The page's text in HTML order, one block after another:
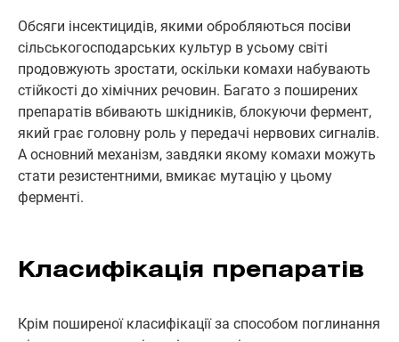
Обсяги інсектицидів, якими обробляються посіви
сільськогосподарських культур в усьому світі
продовжують зростати, оскільки комахи набувають
стійкості до хімічних речовин. Багато з поширених
препаратів вбивають шкідників, блокуючи фермент,
який грає головну роль у передачі нервових сигналів.
А основний механізм, завдяки якому комахи можуть
стати резистентними, вмикає мутацію у цьому
ферменті.
Класифікація препаратів
Крім поширеної класифікації за способом поглинання